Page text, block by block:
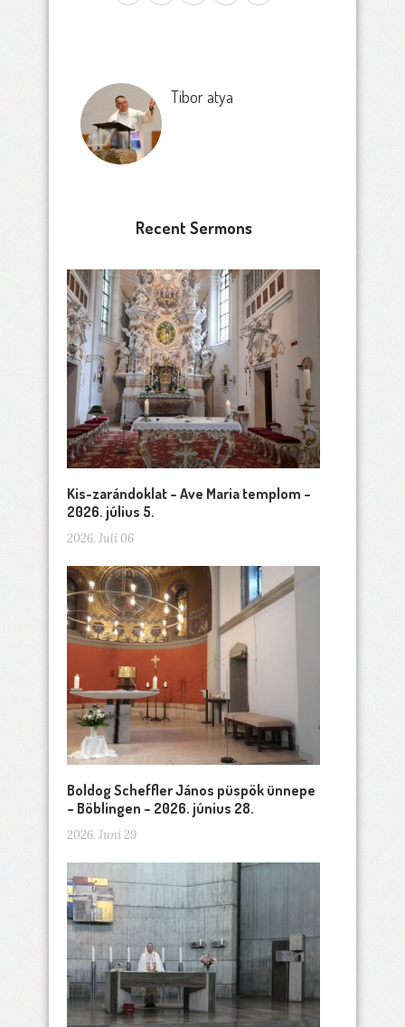
Tibor atya
Recent Sermons
Kis-zarándoklat – Ave Maria templom –
2026. július 5.
2026. Juli 06
Boldog Scheffler János püspök ünnepe
– Böblingen – 2026. június 28.
2026. Juni 29